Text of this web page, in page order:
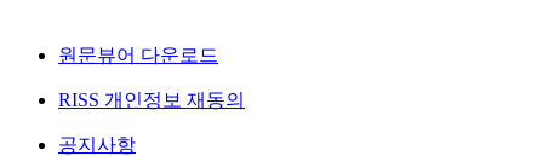
원문뷰어 다운로드
RISS 개인정보 재동의
공지사항